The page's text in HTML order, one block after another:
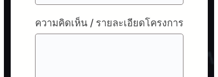
ความคิดเห็น / รายละเอียดโครงการ